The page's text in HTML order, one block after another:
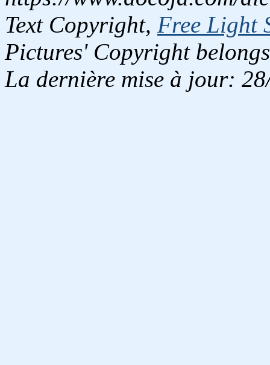
Text Copyright, Free Light
Pictures' Copyright
La dernière mise à jour: